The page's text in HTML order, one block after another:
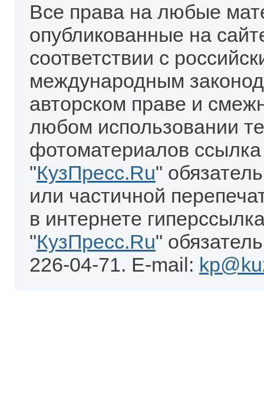
Все права на любые
опубликованные на
соответствии с
международным
авторском праве и
любом использовании
фотоматериалов
"КузПресс.Ru"
или частичной
в интернете
"КузПресс.Ru"
226-04-71. E-mail: